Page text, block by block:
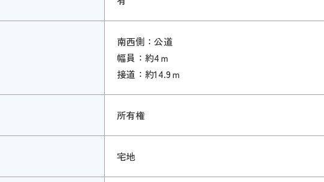
南西側：公道
幅員：約4ｍ
接道：約14.9ｍ
所有権
宅地